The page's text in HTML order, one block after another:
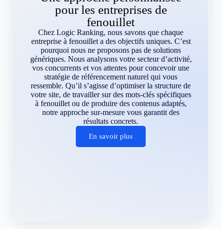
pour les entreprises de
fenouillet
Chez Logic Ranking, nous savons que chaque
entreprise à fenouillet a des objectifs uniques. C’est
pourquoi nous ne proposons pas de solutions
génériques. Nous analysons votre secteur d’activité,
vos concurrents et vos attentes pour concevoir une
stratégie de référencement naturel qui vous
ressemble. Qu’il s’agisse d’optimiser la structure de
votre site, de travailler sur des mots-clés spécifiques
à fenouillet ou de produire des contenus adaptés,
notre approche sur-mesure vous garantit des
résultats concrets.
En savoir plus